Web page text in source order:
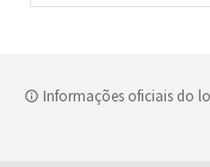
Informações oficiais do